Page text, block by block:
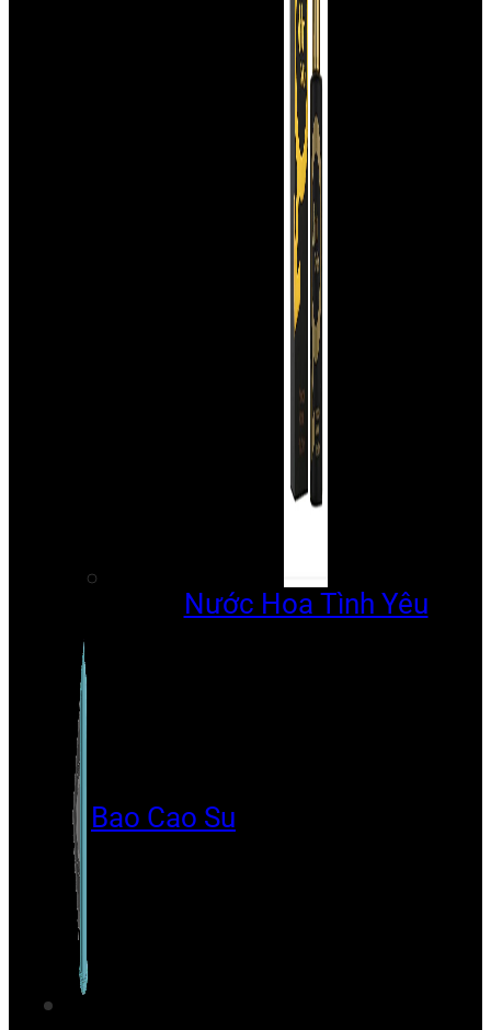
Nước Hoa Tình Yêu
Bao Cao Su